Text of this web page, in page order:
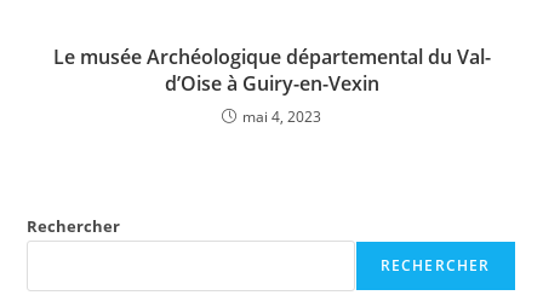
Le musée Archéologique départemental du Val-
d’Oise à Guiry-en-Vexin
mai 4, 2023
Rechercher
RECHERCHER